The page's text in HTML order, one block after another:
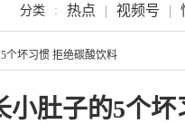
分类 : 热点 | 视频号 |
个坏习惯 拒绝碳酸饮料
小肚子的5个